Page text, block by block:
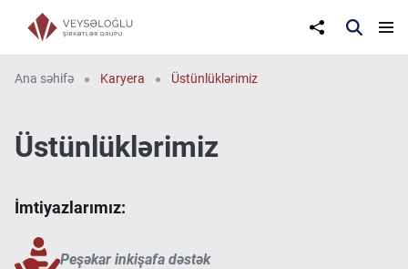
Ana səhifə Karyera Üstünlüklərimiz
Üstünlüklərimiz
İmtiyazlarımız:
Peşəkar inkişafa dəstək